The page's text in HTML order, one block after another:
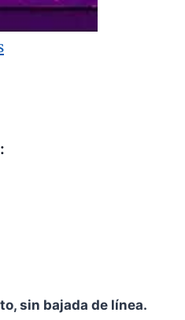
sin bajada de línea.